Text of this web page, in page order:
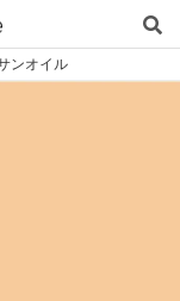
ンオイル